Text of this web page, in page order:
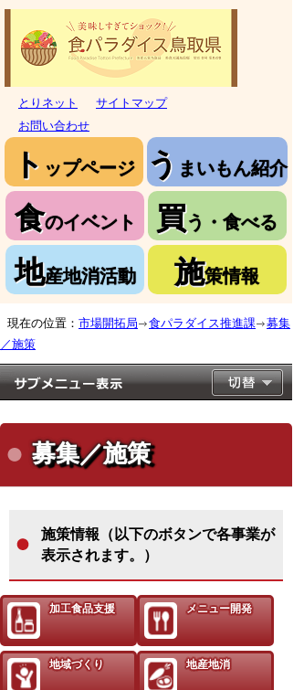
とりネット
サイトマップ
お問い合わせ
ト ップページ う まいもん紹介
食のイベント 買う・食べる
地産地消活動 施策情報
現在の位置： 市場開拓局 食パラダイス推進課
募集
／施策
募集／施策
施策情報（以下のボタンで各事業が
表示されます。）
加工食品支援 メニュー開発
地域づくり 地産地消